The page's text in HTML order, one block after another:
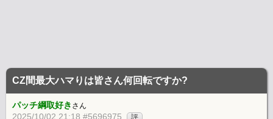
CZ間最大ハマりは皆さん何回転ですか?
パッチ綱取好き さん
2025/10/02 21:18 #5696975